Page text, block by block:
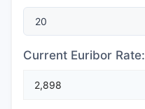
Current Euribor Rate: